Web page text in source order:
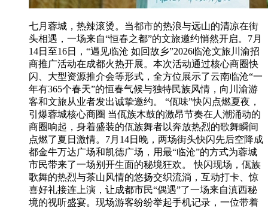
七月蓉城，热辣滚烫。当都市的热浪与远山的清凉在街
头相遇，一场来自“恒春之都”的文旅邀约悄然开启。7月
14日至16日，“遇见临沧 如回故乡”2026临沧文旅川渝招
商推广活动在成都火热开展。本次活动通过核心商圈快
闪、大型资源推介会等形式，全方位展示了云南临沧“一
年有365个春天”的恒春气候与独特民族风情，向川渝游
客和文旅从业者发出诚挚邀约。 “佤味”快闪点燃夏夜，
引爆蓉城核心商圈 当佤族木鼓的激昂节奏在人潮涌动的
商圈响起，身着盛装的佤族舞者以奔放热烈的歌舞瞬间
点燃了夏日激情。7月14日晚，两场街头快闪先后空降成
都金牛万达广场和凯德广场，用最“临沧”的方式为蓉城
市民带来了一场别开生面的秘境狂欢。 快闪现场，佤族
歌舞的热烈与茶山风情的悠扬交织流淌，互动打卡、惊
喜好礼接连上演，让成都市民“偶遇”了一场来自滇西秘
境的视听盛宴。现场游客纷纷举起手机记录，一位带着